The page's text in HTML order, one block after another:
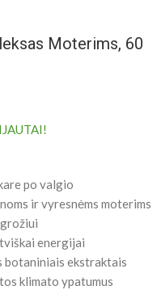
Moterims, 60
po valgio
ir vyresnėms moterims
energijai
botaniniais ekstraktais
klimato ypatumus